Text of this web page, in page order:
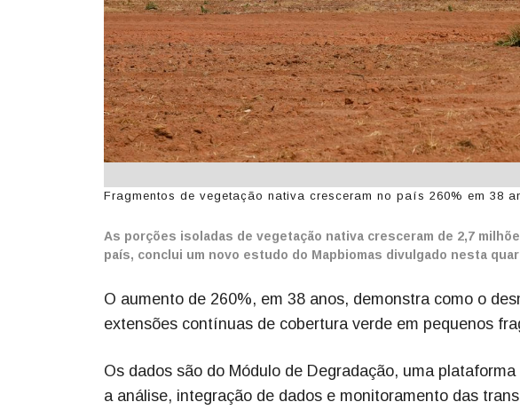
Fragmentos de vegetação nativa cresceram no país 260% em 38
As porções isoladas de vegetação nativa cresceram de 2,7
país, conclui um novo estudo do Mapbiomas divulgado nesta
O aumento de 260%, em 38 anos, demonstra como o
extensões contínuas de cobertura verde em pequenos
Os dados são do Módulo de Degradação, uma
a análise, integração de dados e monitoramento das